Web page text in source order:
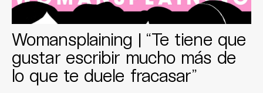
Womansplaining | “Te tiene que
gustar escribir mucho más de
lo que te duele fracasar”